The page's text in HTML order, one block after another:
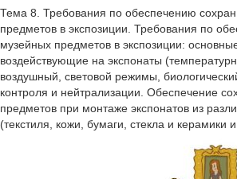
Тема 8. Требования по обеспечению
предметов в экспозиции. Требования по
музейных предметов в экспозиции:
воздействующие на экспонаты
воздушный, световой режимы,
контроля и нейтрализации. Обеспечение
предметов при монтаже экспонатов из
(текстиля, кожи, бумаги, стекла и